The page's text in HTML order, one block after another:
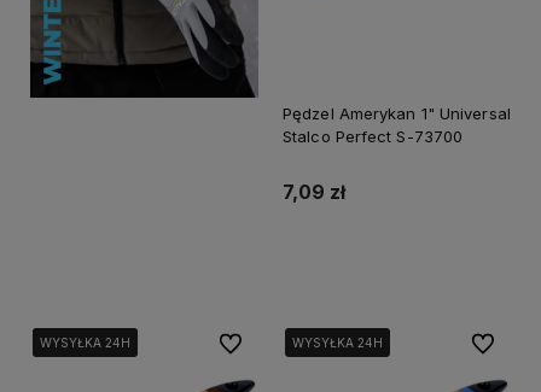
Pędzel Amerykan 1" Universal
Stalco Perfect S-73700
7,09 zł
WYSYŁKA 24H
WYSYŁKA 24H
WYSYŁKA 24H Do ulubionychWYSYŁKA 24H
WYSYŁKA 24H Do